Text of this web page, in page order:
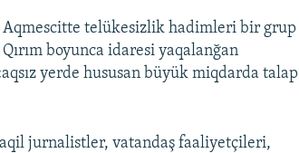
telükesizlik hadimleri bir grup
boyunca idaresi yaqalanğan
yerde hususan büyük miqdarda talap
jurnalistler, vatandaş faaliyetçileri,